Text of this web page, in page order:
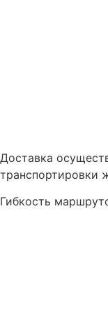
Доставка
транспортировки
Гибкость